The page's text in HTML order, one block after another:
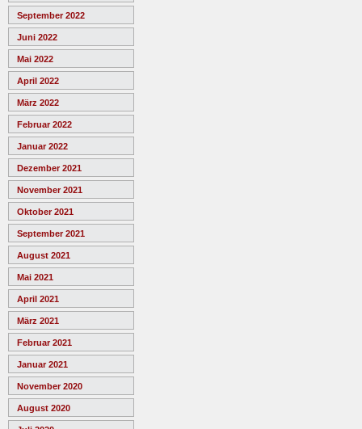
September 2022
Juni 2022
Mai 2022
April 2022
März 2022
Februar 2022
Januar 2022
Dezember 2021
November 2021
Oktober 2021
September 2021
August 2021
Mai 2021
April 2021
März 2021
Februar 2021
Januar 2021
November 2020
August 2020